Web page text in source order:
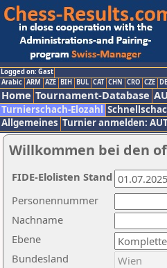
Logged on: Gast
Arabic ARM AZE BIH BUL CAT CHN CRO CZE
Home Tournament-Database
Turnierschach-Elozahl
Allgemeines Turnier anmelden:
Willkommen bei den
Nachname
Ebene
Personennummer
Bundesland
FIDE-Elolisten Stand